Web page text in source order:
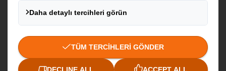
Paketleme Çözümleri
İletişim